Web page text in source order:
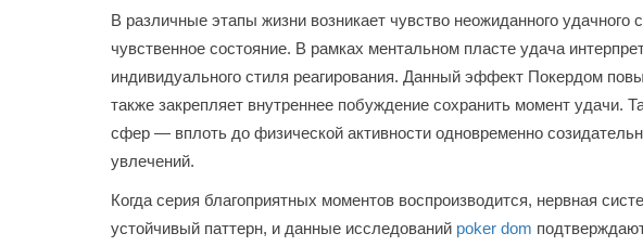
В различные этапы жизни возникает чувство неожиданного
чувственное состояние. В рамках ментальном пласте удача
индивидуального стиля реагирования. Данный эффект Покердом
также закрепляет внутреннее побуждение сохранить момент удачи.
сфер — вплоть до физической активности одновременно
увлечений.
Когда серия благоприятных моментов воспроизводится, нервная
устойчивый паттерн, и данные исследований poker dom